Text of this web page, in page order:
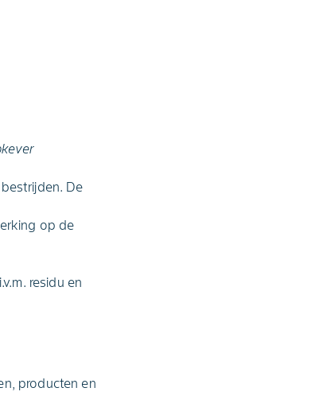
De
op de
residu en
producten en